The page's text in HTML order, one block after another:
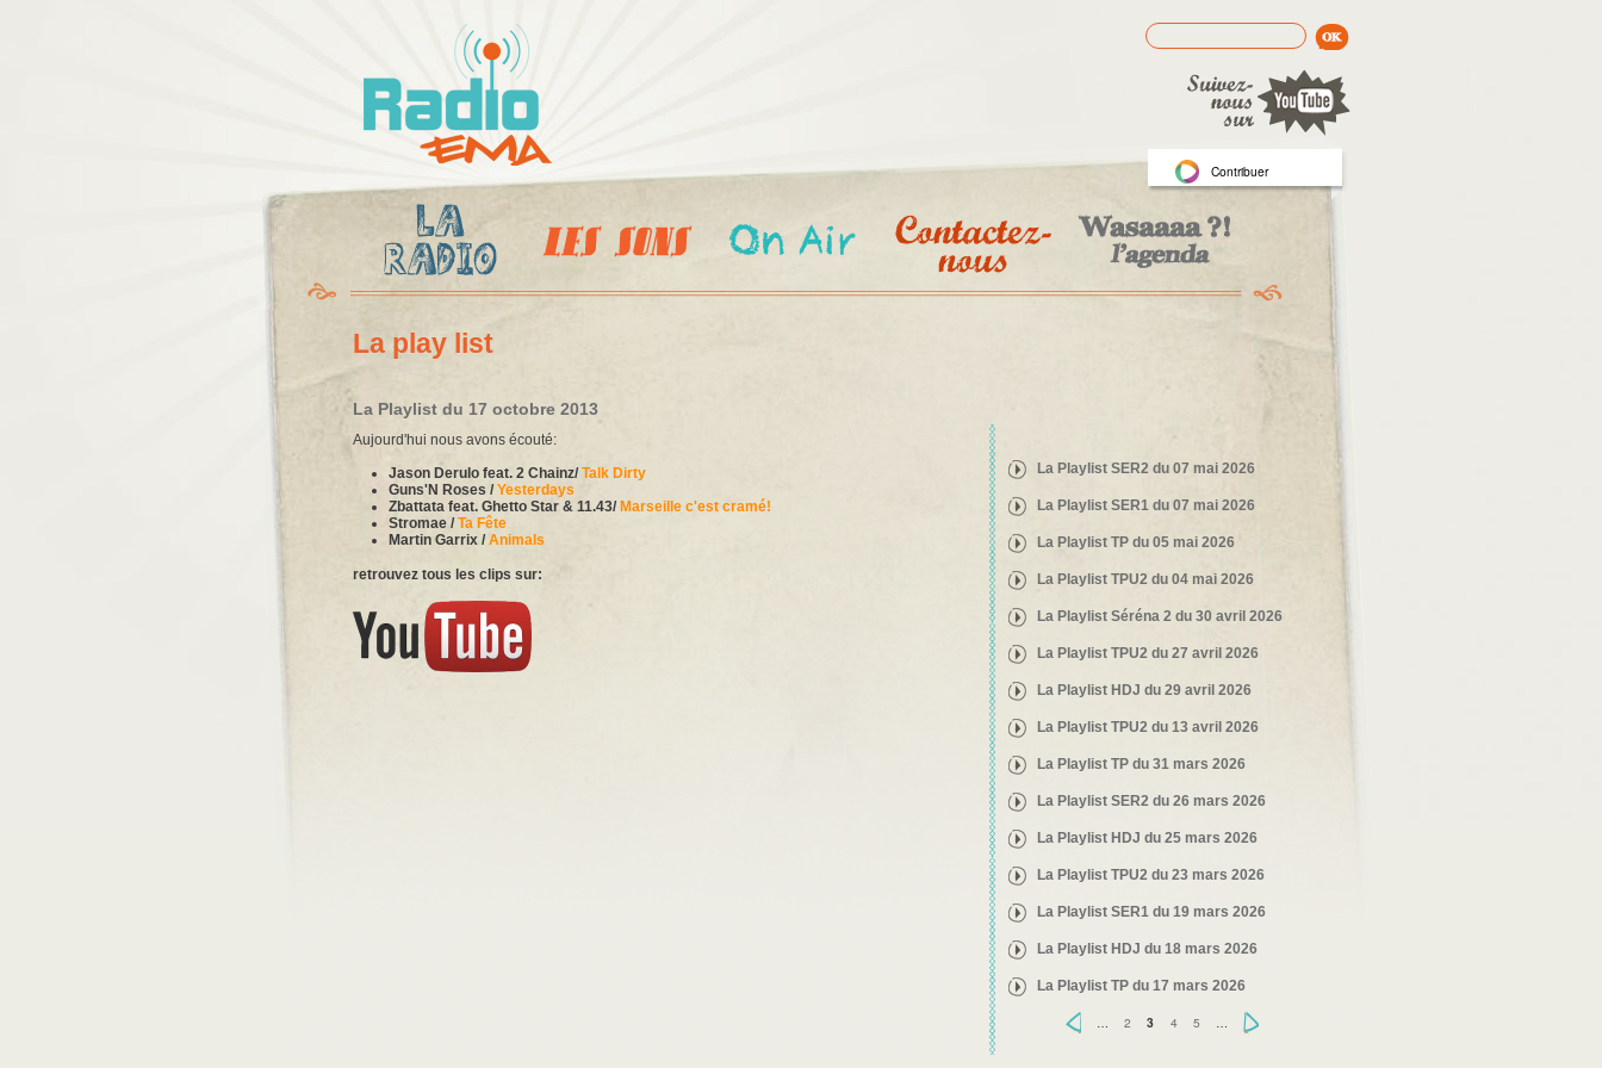
Formulaire de recherche
Rechercher
Contribuer
La play list
La Playlist du 17 octobre 2013
Aujourd'hui nous avons écouté:
Jason Derulo feat. 2 Chainz/Talk Dirty
Guns'N Roses / Yesterdays
Zbattata feat. Ghetto Star & 11.43/ Marseille c'est cramé!
Stromae /Ta Fête
Martin Garrix /Animals
retrouvez tous les clips sur:
La Playlist SER2 du 07 mai 2026
La Playlist SER1 du 07 mai 2026
La Playlist TP du 05 mai 2026
La Playlist TPU2 du 04 mai 2026
La Playlist Séréna 2 du 30 avril 2026
La Playlist TPU2 du 27 avril 2026
La Playlist HDJ du 29 avril 2026
La Playlist TPU2 du 13 avril 2026
La Playlist TP du 31 mars 2026
La Playlist SER2 du 26 mars 2026
La Playlist HDJ du 25 mars 2026
La Playlist TPU2 du 23 mars 2026
La Playlist SER1 du 19 mars 2026
La Playlist HDJ du 18 mars 2026
La Playlist TP du 17 mars 2026
‹ … 2 3 4 5 … ›